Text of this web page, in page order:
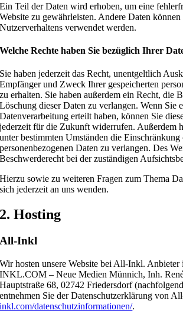
Ein Teil der Daten wird erhoben, um eine
Website zu gewährleisten. Andere Daten
Nutzerverhaltens verwendet werden.
Welche Rechte haben Sie bezüglich Ihrer
Sie haben jederzeit das Recht, unentgeltlich
Empfänger und Zweck Ihrer gespeicherten
zu erhalten. Sie haben außerdem ein Recht, die
Löschung dieser Daten zu verlangen. Wenn Sie
Datenverarbeitung erteilt haben, können Sie
jederzeit für die Zukunft widerrufen. Außerdem
unter bestimmten Umständen die
personenbezogenen Daten zu verlangen. Des
Beschwerderecht bei der zuständigen
Hierzu sowie zu weiteren Fragen zum Thema
sich jederzeit an uns wenden.
2. Hosting
All-Inkl
Wir hosten unsere Website bei All-Inkl.
INKL.COM – Neue Medien Münnich, Inh.
Hauptstraße 68, 02742 Friedersdorf
entnehmen Sie der Datenschutzerklärung von
inkl.com/datenschutzinformationen/.